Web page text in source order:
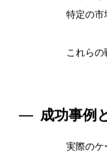
4.2 市
市場で
「某先
の専門分